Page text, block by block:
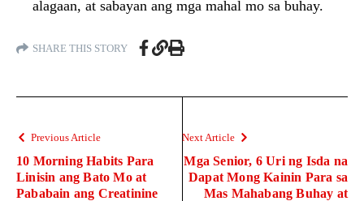
alagaan, at sabayan ang mga mahal mo sa buhay.
SHARE THIS STORY
Previous Article
10 Morning Habits Para
Linisin ang Bato Mo at
Pababain ang Creatinine
Next Article
Mga Senior, 6 Uri ng Isda na
Dapat Mong Kainin Para sa
Mas Mahabang Buhay at